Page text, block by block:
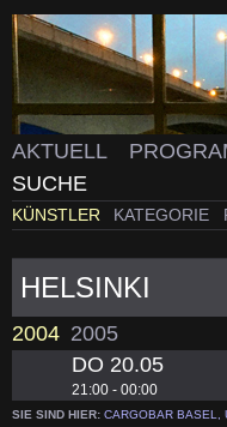
AKTUELL
SUCHE
KÜNSTLER KATEGORIE
HELSINKI
2004 2005
DO 20.05
21:00 - 00:00
SIE SIND HIER: CARGOBAR BASEL,